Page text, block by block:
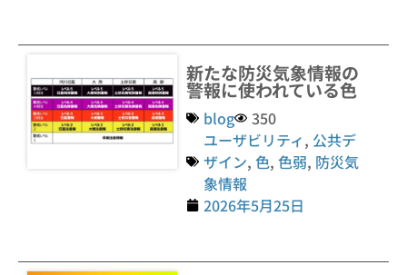
新たな防災気象情報の
警報に使われている色
blog
350
ユーザビリティ, 公共デ
ザイン,色,色弱, 防災気
象情報
2026年5月25日